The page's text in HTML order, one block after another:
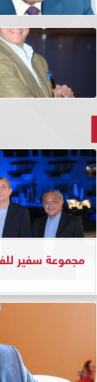
مجموعة سفير